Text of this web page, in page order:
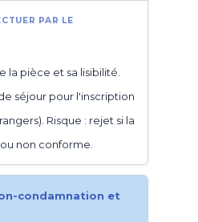
la pièce et sa lisibilité.
séjour pour l'inscription
Risque : rejet si la
non conforme.
condamnation et